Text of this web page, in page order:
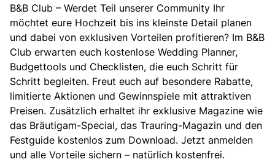
B&B Club – Werdet Teil unserer Community Ihr
möchtet eure Hochzeit bis ins kleinste Detail planen
und dabei von exklusiven Vorteilen profitieren? Im B&B
Club erwarten euch kostenlose Wedding Planner,
Budgettools und Checklisten, die euch Schritt für
Schritt begleiten. Freut euch auf besondere Rabatte,
limitierte Aktionen und Gewinnspiele mit attraktiven
Preisen. Zusätzlich erhaltet ihr exklusive Magazine wie
das Bräutigam-Special, das Trauring-Magazin und den
Festguide kostenlos zum Download. Jetzt anmelden
und alle Vorteile sichern – natürlich kostenfrei.